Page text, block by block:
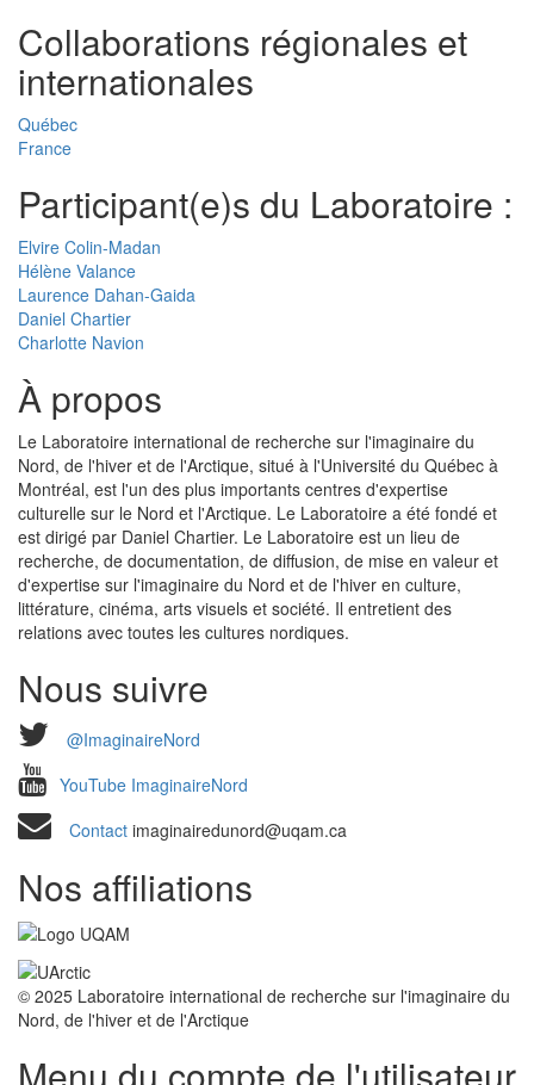
Collaborations régionales et
internationales
Québec
France
Participant(e)s du Laboratoire :
Elvire Colin-Madan
Hélène Valance
Laurence Dahan-Gaida
Daniel Chartier
Charlotte Navion
À propos
Le Laboratoire international de recherche sur l'imaginaire du
Nord, de l'hiver et de l'Arctique, situé à l'Université du Québec à
Montréal, est l'un des plus importants centres d'expertise
culturelle sur le Nord et l'Arctique. Le Laboratoire a été fondé et
est dirigé par Daniel Chartier. Le Laboratoire est un lieu de
recherche, de documentation, de diffusion, de mise en valeur et
d'expertise sur l'imaginaire du Nord et de l'hiver en culture,
littérature, cinéma, arts visuels et société. Il entretient des
relations avec toutes les cultures nordiques.
Nous suivre
@ImaginaireNord
YouTube ImaginaireNord
Contact imaginairedunord@uqam.ca
Nos affiliations
© 2025 Laboratoire international de recherche sur l'imaginaire du
Nord, de l'hiver et de l'Arctique